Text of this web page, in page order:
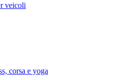
veicoli
corsa e yoga